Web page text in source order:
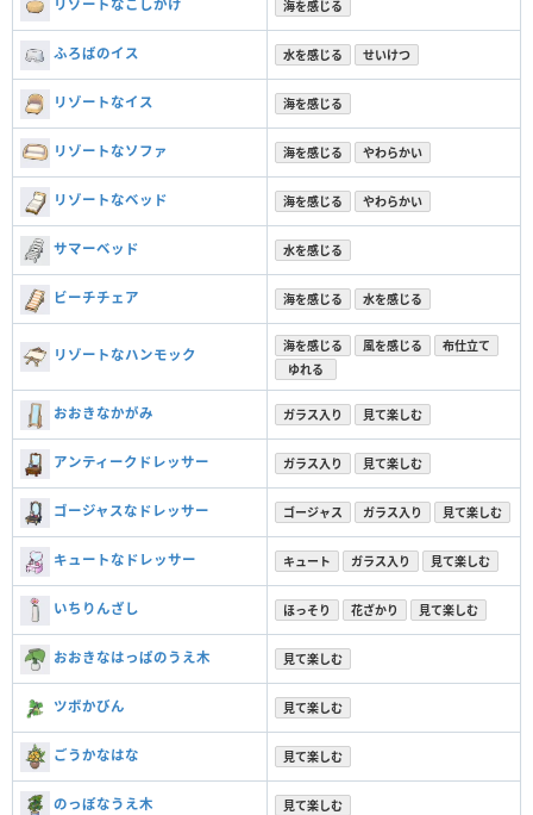
リゾートなこしかけ 海を感じる
ふろばのイス 水を感じる せいけつ
リゾートなイス 海を感じる
リゾートなソファ 海を感じる やわらかい
リゾートなベッド 海を感じる やわらかい
サマーベッド 水を感じる
ビーチチェア 海を感じる 水を感じる
リゾートなハンモック
海を感じる 風を感じる
布仕立て
ゆれる
おおきなかがみ ガラス入り 見て楽しむ
アンティークドレッサー ガラス入り 見て楽しむ
ゴージャスなドレッサー ゴージャス ガラス入り 見て楽しむ
キュートなドレッサー キュート ガラス入り 見て楽しむ
いちりんざし ほっそり 花ざかり 見て楽しむ
おおきなはっぱのうえ木 見て楽しむ
ツボかびん 見て楽しむ
ごうかなはな 見て楽しむ
のっぽなうえ木 見て楽しむ